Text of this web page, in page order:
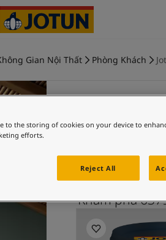
Gian Nội Thất Phòng Khách
Khám phá
to the storing of cookies on your device to
efforts.
Reject All